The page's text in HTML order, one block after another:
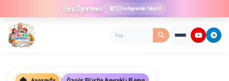
Esra Öğretmen Instagram'da Takip Et